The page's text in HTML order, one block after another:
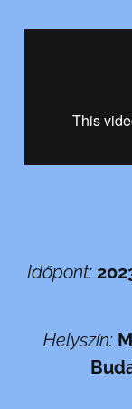
Időpont:
Helyszín: